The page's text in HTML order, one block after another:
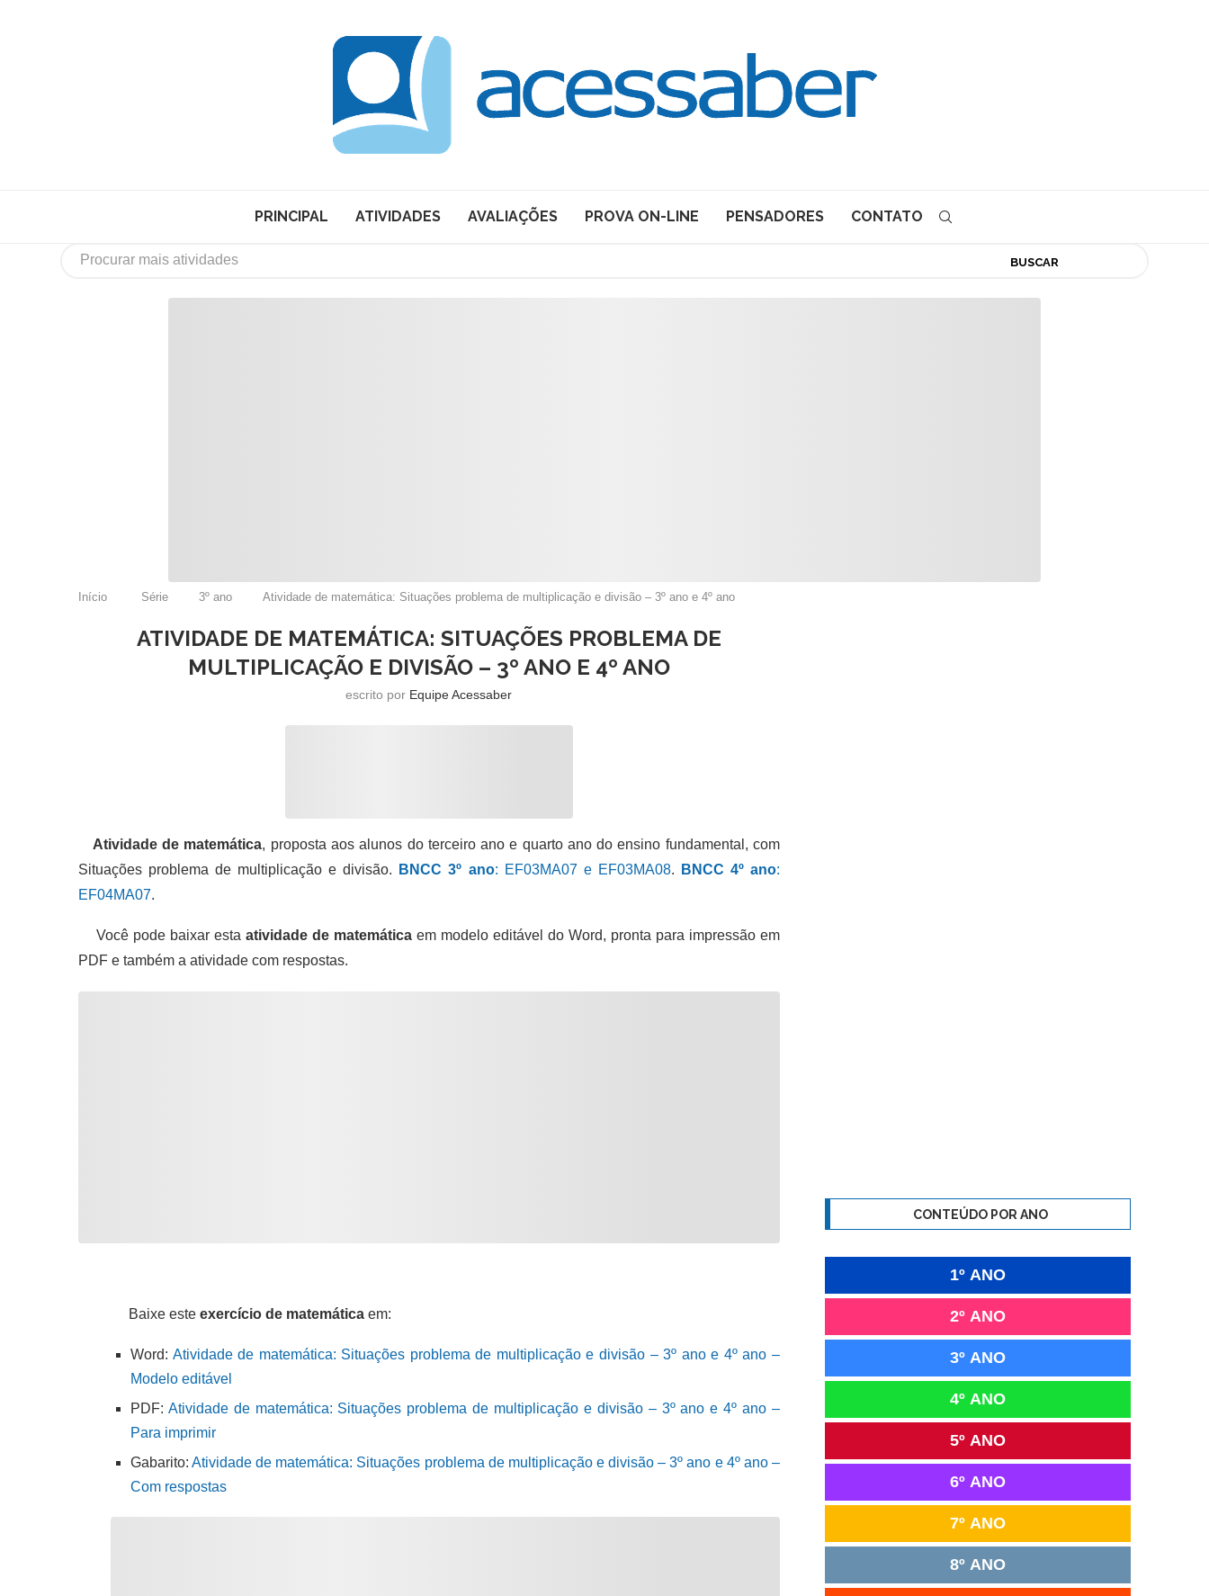
PRINCIPAL ATIVIDADES AVALIAÇÕES PROVA ON-LINE PENSADORES CONTATO
BUSCAR
Início Série 3º ano Atividade de matemática: Situações problema de multiplicação e divisão – 3º ano e 4º ano
ATIVIDADE DE MATEMÁTICA: SITUAÇÕES PROBLEMA DE
MULTIPLICAÇÃO E DIVISÃO – 3º ANO E 4º ANO
escrito por Equipe Acessaber
Atividade de matemática, proposta aos alunos do terceiro ano e quarto ano do ensino fundamental, com
Situações problema de multiplicação e divisão.
BNCC 3º ano: EF03MA07 e EF03MA08. BNCC 4º ano:
EF04MA07.
Você pode baixar esta atividade de matemática em modelo editável do Word, pronta para impressão em
PDF e também a atividade com respostas.
Baixe este exercício de matemática em:
Word: Atividade de matemática: Situações problema de multiplicação e divisão – 3º ano e 4º ano –
Modelo editável
PDF: Atividade de matemática: Situações problema de multiplicação e divisão – 3º ano e 4º ano –
Para imprimir
Gabarito:Atividade de matemática: Situações problema de multiplicação e divisão – 3º ano e 4º ano –
Com respostas
CONTEÚDO POR ANO
1º ANO
2º ANO
3º ANO
4º ANO
5º ANO
6º ANO
7º ANO
8º ANO